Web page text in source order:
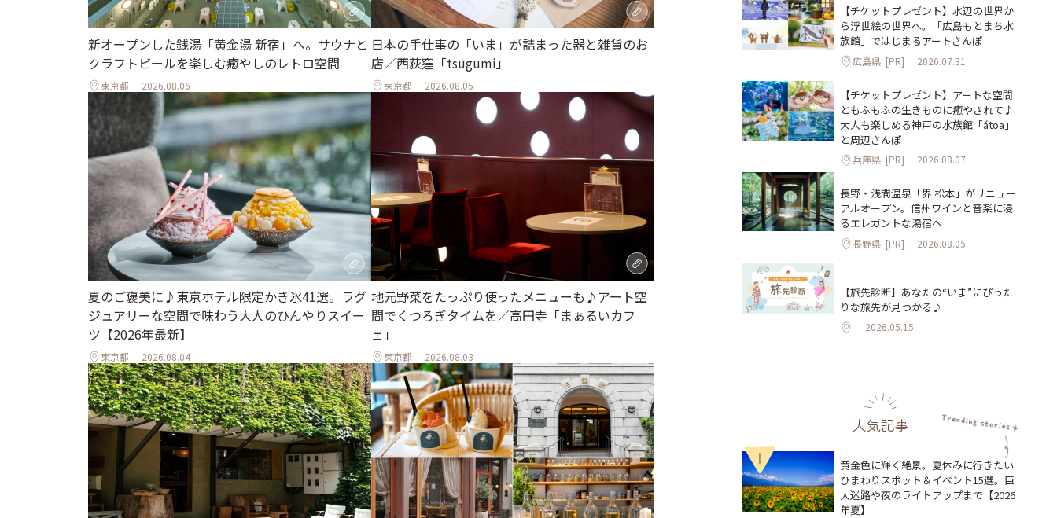
新オープンした銭湯「黄金湯 新宿」へ。サウナと
クラフトビールを楽しむ癒やしのレトロ空間
東京都 2026.08.06
日本の手仕事の「いま」が詰まった器と雑貨のお
店／西荻窪「tsugumi」
東京都 2026.08.05
夏のご褒美に♪東京ホテル限定かき氷41選。ラグ
ジュアリーな空間で味わう大人のひんやりスイー
ツ【2026年最新】
東京都 2026.08.04
地元野菜をたっぷり使ったメニューも♪アート空
間でくつろぎタイムを／高円寺「まぁるいカフ
ェ」
東京都 2026.08.03
【チケットプレゼント】水辺の世界か
ら浮世絵の世界へ。「広島もとまち水
族館」ではじまるアートさんぽ
広島県 [PR] 2026.07.31
【チケットプレゼント】アートな空間
ともふもふの生きものに癒やされて♪
大人も楽しめる神戸の水族館「átoa」
と周辺さんぽ
兵庫県 [PR] 2026.08.07
長野・浅間温泉「界 松本」がリニュー
アルオープン。信州ワインと音楽に浸
るエレガントな湯宿へ
長野県 [PR] 2026.08.05
【旅先診断】あなたの“いま”にぴった
りな旅先が見つかる♪
2026.05.15
人気記事
1
黄金色に輝く絶景。夏休みに行きたい
ひまわりスポット＆イベント15選。巨
大迷路や夜のライトアップまで【2026
年夏】